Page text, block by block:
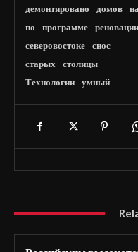
демонтировано
домов
на
по
программе
реновации
северовостоке
снос
старых
столицы
Технологии
умный